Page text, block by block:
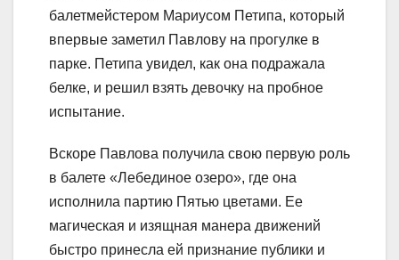
балетмейстером Мариусом Петипа, который
впервые заметил Павлову на прогулке в
парке. Петипа увидел, как она подражала
белке, и решил взять девочку на пробное
испытание.
Вскоре Павлова получила свою первую роль
в балете «Лебединое озеро», где она
исполнила партию Пятью цветами. Ее
магическая и изящная манера движений
быстро принесла ей признание публики и